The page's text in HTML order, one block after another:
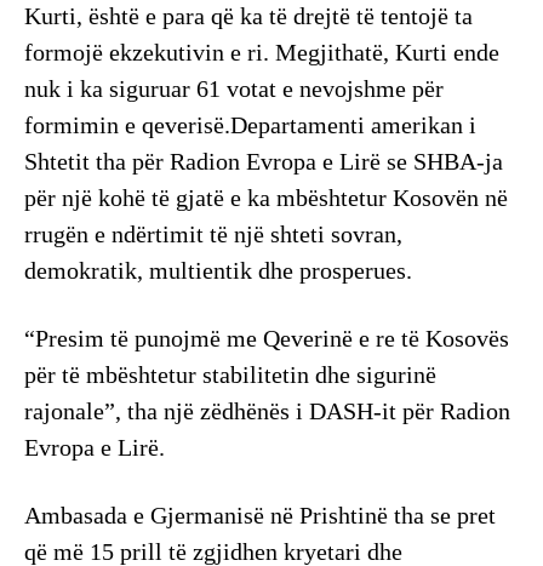
Kurti, është e para që ka të drejtë të tentojë ta
formojë ekzekutivin e ri. Megjithatë, Kurti ende
nuk i ka siguruar 61 votat e nevojshme për
formimin e qeverisë.Departamenti amerikan i
Shtetit tha për Radion Evropa e Lirë se SHBA-ja
për një kohë të gjatë e ka mbështetur Kosovën në
rrugën e ndërtimit të një shteti sovran,
demokratik, multientik dhe prosperues.
“Presim të punojmë me Qeverinë e re të Kosovës
për të mbështetur stabilitetin dhe sigurinë
rajonale”, tha një zëdhënës i DASH-it për Radion
Evropa e Lirë.
Ambasada e Gjermanisë në Prishtinë tha se pret
që më 15 prill të zgjidhen kryetari dhe